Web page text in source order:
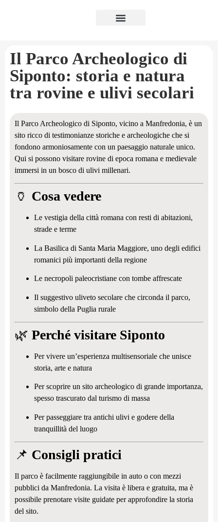
Il Parco Archeologico di
Siponto: storia e natura
tra rovine e ulivi secolari
Il Parco Archeologico di Siponto, vicino a Manfredonia, è un
sito ricco di testimonianze storiche e archeologiche che si
fondono armoniosamente con un paesaggio naturale unico.
Qui si possono visitare rovine di epoca romana e medievale
immersi in un bosco di ulivi millenari.
🏺 Cosa vedere
Le vestigia della città romana con resti di abitazioni,
strade e terme
La Basilica di Santa Maria Maggiore, uno degli edifici
romanici più importanti della regione
Le necropoli paleocristiane con tombe affrescate
Il suggestivo uliveto secolare che circonda il parco,
simbolo della Puglia rurale
🌿 Perché visitare Siponto
Per vivere un’esperienza multisensoriale che unisce
storia, arte e natura
Per scoprire un sito archeologico di grande importanza,
spesso trascurato dal turismo di massa
Per passeggiare tra antichi ulivi e godere della
tranquillità del luogo
📌 Consigli pratici
Il parco è facilmente raggiungibile in auto o con mezzi
pubblici da Manfredonia. La visita è libera e gratuita, ma è
possibile prenotare visite guidate per approfondire la storia
del sito.